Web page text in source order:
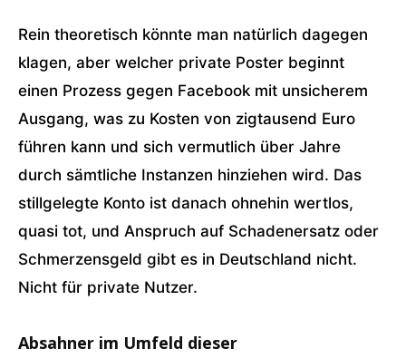
Rein theoretisch könnte man natürlich dagegen
klagen, aber welcher private Poster beginnt
einen Prozess gegen Facebook mit unsicherem
Ausgang, was zu Kosten von zigtausend Euro
führen kann und sich vermutlich über Jahre
durch sämtliche Instanzen hinziehen wird. Das
stillgelegte Konto ist danach ohnehin wertlos,
quasi tot, und Anspruch auf Schadenersatz oder
Schmerzensgeld gibt es in Deutschland nicht.
Nicht für private Nutzer.
Absahner im Umfeld dieser